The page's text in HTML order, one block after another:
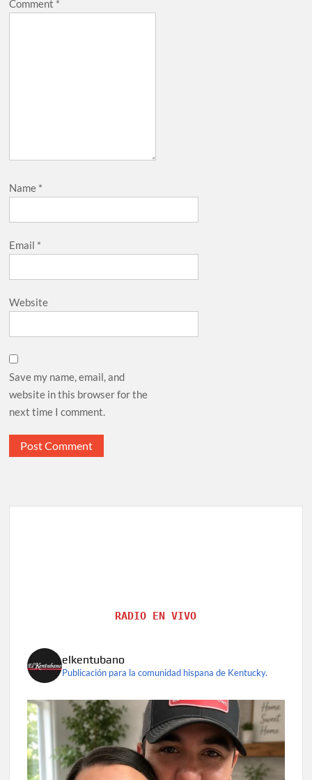
Comment *
Name *
Email *
Website
Save my name, email, and
website in this browser for the
next time I comment.
RADIO EN VIVO
elkentubano
Publicación para la comunidad hispana de Kentucky.